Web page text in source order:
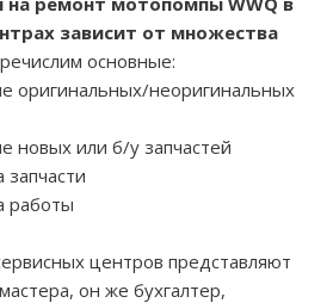
зависит от множества
основные:
оригинальных/неоригинальных
новых или б/у запчастей
запчасти
работы
центров представляют
он же бухгалтер,